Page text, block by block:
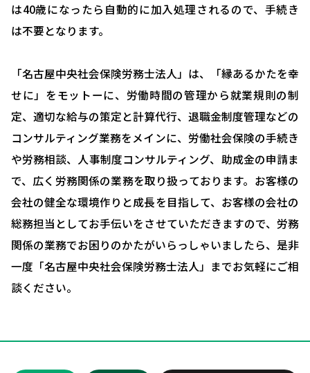
確定拠出型年金について
社会保険・給与計算について
労務システム管理について
お客様の声
ブログ＆ニュース
会社概要
お問い合わせ・相談予約
は40歳になったら自動的に加入処理されるので、手続き
は不要となります。
「名古屋中央社会保険労務士法人」は、「縁あるかたを幸
せに」をモットーに、労働時間の管理から就業規則の制
定、適切な給与の策定と計算代行、退職金制度管理などの
コンサルティング業務をメインに、労働社会保険の手続き
や労務相談、人事制度コンサルティング、助成金の申請ま
で、広く労務関係の業務を取り扱っております。お客様の
会社の健全な環境作りと成長を目指して、お客様の会社の
総務担当としてお手伝いをさせていただきますので、労務
関係の業務でお困りのかたがいらっしゃいましたら、是非
一度「名古屋中央社会保険労務士法人」までお気軽にご相
談ください。